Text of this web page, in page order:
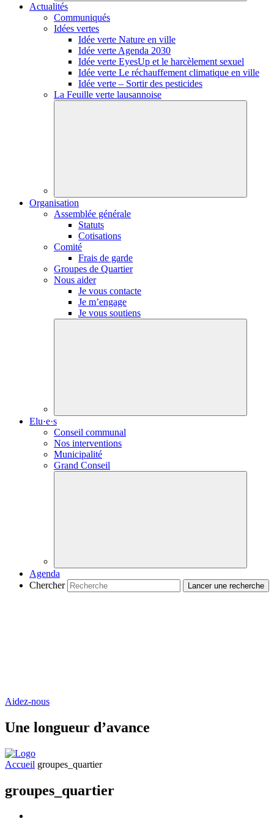
Actualités
Communiqués
Idées vertes
Idée verte Nature en ville
Idée verte Agenda 2030
Idée verte EyesUp et le harcèlement sexuel
Idée verte Le réchauffement climatique en ville
Idée verte – Sortir des pesticides
La Feuille verte lausannoise
Organisation
Assemblée générale
Statuts
Cotisations
Comité
Frais de garde
Groupes de Quartier
Nous aider
Je vous contacte
Je m’engage
Je vous soutiens
Elu·e·s
Conseil communal
Nos interventions
Municipalité
Grand Conseil
Agenda
Chercher
Aidez-nous
Une longueur d’avance
Accueil groupes_quartier
groupes_quartier